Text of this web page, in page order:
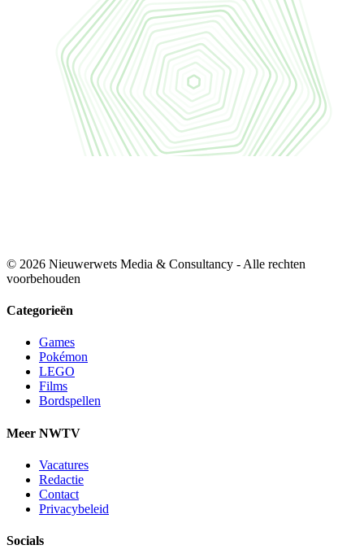
© 2026 Nieuwerwets Media & Consultancy - Alle rechten
voorbehouden
Categorieën
Games
Pokémon
LEGO
Films
Bordspellen
Meer NWTV
Vacatures
Redactie
Contact
Privacybeleid
Socials